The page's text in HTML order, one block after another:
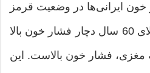
خون ایرانی‌ها در وضعیت قرمز
است و 60 درصد افراد بالای 60 سال دچار فشار خون بالا
مغزی، فشار خون بالاست. این